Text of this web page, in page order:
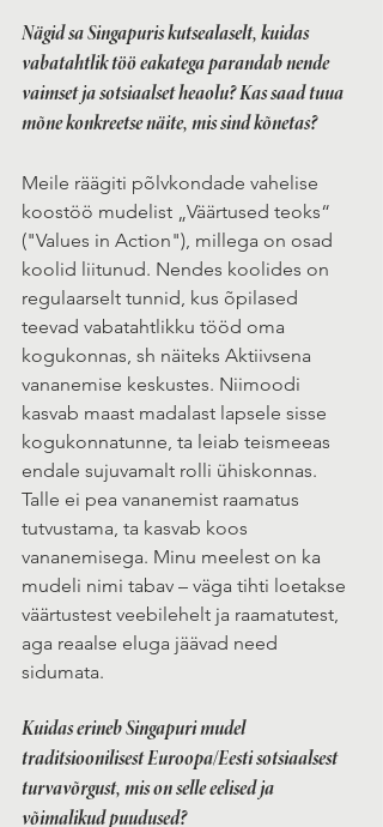
Nägid sa Singapuris kutsealaselt, kuidas
vabatahtlik töö eakatega parandab nende
vaimset ja sotsiaalset heaolu? Kas saad tuua
mõne konkreetse näite, mis sind kõnetas?
Meile räägiti põlvkondade vahelise
koostöö mudelist „Väärtused teoks“
("Values in Action"), millega on osad
koolid liitunud. Nendes koolides on
regulaarselt tunnid, kus õpilased
teevad vabatahtlikku tööd oma
kogukonnas, sh näiteks Aktiivsena
vananemise keskustes. Niimoodi
kasvab maast madalast lapsele sisse
kogukonnatunne, ta leiab teismeeas
endale sujuvamalt rolli ühiskonnas.
Talle ei pea vananemist raamatus
tutvustama, ta kasvab koos
vananemisega. Minu meelest on ka
mudeli nimi tabav – väga tihti loetakse
väärtustest veebilehelt ja raamatutest,
aga reaalse eluga jäävad need
sidumata.
Kuidas erineb Singapuri mudel
traditsioonilisest Euroopa/Eesti sotsiaalsest
turvavõrgust, mis on selle eelised ja
võimalikud puudused?